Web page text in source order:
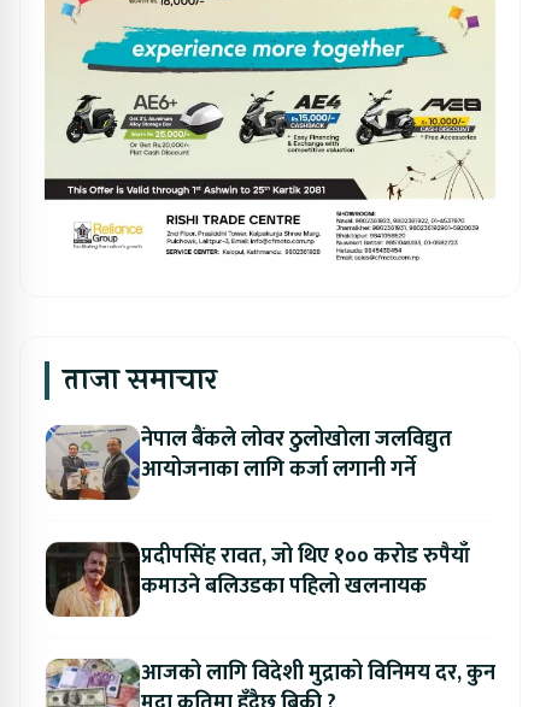
ताजा समाचार
नेपाल बैंकले लोवर ठुलोखोला जलविद्युत
आयोजनाका लागि कर्जा लगानी गर्ने
प्रदीपसिंह रावत, जो थिए १०० करोड रुपैयाँ
कमाउने बलिउडका पहिलो खलनायक
आजको लागि विदेशी मुद्राको विनिमय दर, कुन